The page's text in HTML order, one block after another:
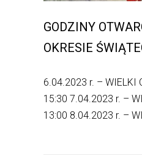
GODZINY
OKRESIE
6.04.2023 r. – WIELKI
15:30 7.04.2023 r. –
13:00 8.04.2023 r. –